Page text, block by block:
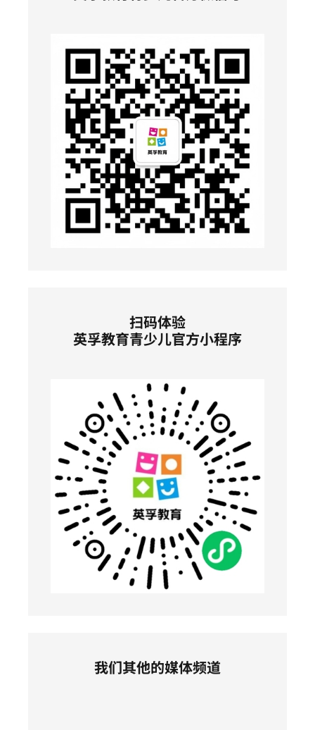
扫码体验
英孚教育青少儿官方小程序
我们其他的媒体频道